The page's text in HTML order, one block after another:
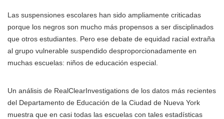
Las suspensiones escolares han sido ampliamente criticadas
porque los negros son mucho más propensos a ser disciplinados
que otros estudiantes. Pero ese debate de equidad racial extraña
al grupo vulnerable suspendido desproporcionadamente en
muchas escuelas: niños de educación especial.
Un análisis de RealClearInvestigations de los datos más recientes
del Departamento de Educación de la Ciudad de Nueva York
muestra que en casi todas las escuelas con tales estadísticas